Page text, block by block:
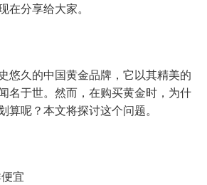
在分享给大家。
悠久的中国黄金品牌，它以其精美的
名于世。然而，在购买黄金时，为什
算呢？本文将探讨这个问题。